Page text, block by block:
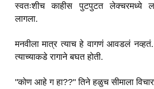
स्वतःशीच काहीस पुटपुटत लेक्चरमध्ये
लागला.
मनवीला मात्र त्याच हे वागणं आवडलं
त्याच्याकडे रागाने बघत होती.
"कोण आहे ग हा??" तिने हळुच सीमाला